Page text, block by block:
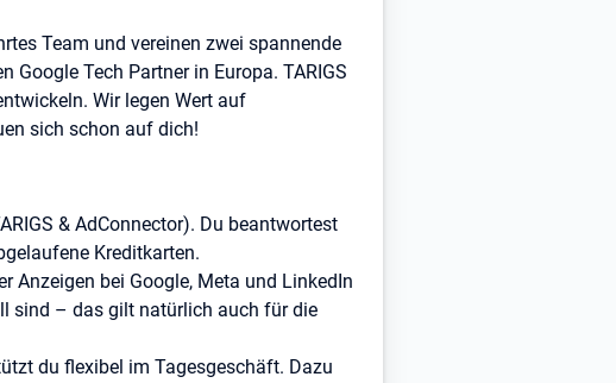
Team und vereinen zwei spannende
Google Tech Partner in Europa. TARIGS
Wir legen Wert auf
sich schon auf dich!
& AdConnector). Du beantwortest
Kreditkarten.
Anzeigen bei Google, Meta und LinkedIn
sind – das gilt natürlich auch für die
du flexibel im Tagesgeschäft. Dazu